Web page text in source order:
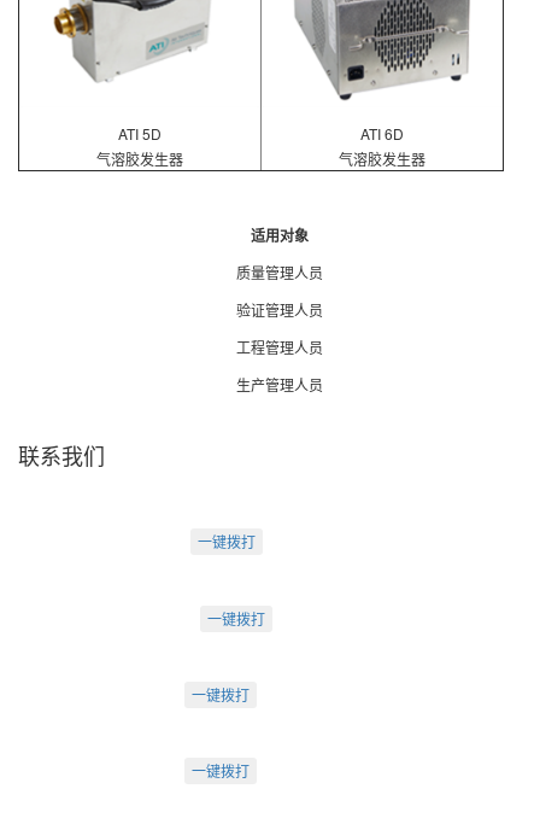
ATI 5D
气溶胶发生器
ATI 6D
气溶胶发生器
适用对象
质量管理人员
验证管理人员
工程管理人员
生产管理人员
联系我们
一键拨打
一键拨打
一键拨打
一键拨打